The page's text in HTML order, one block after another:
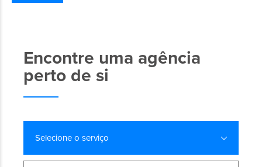
Encontre uma agência
perto de si
Selecione o serviço